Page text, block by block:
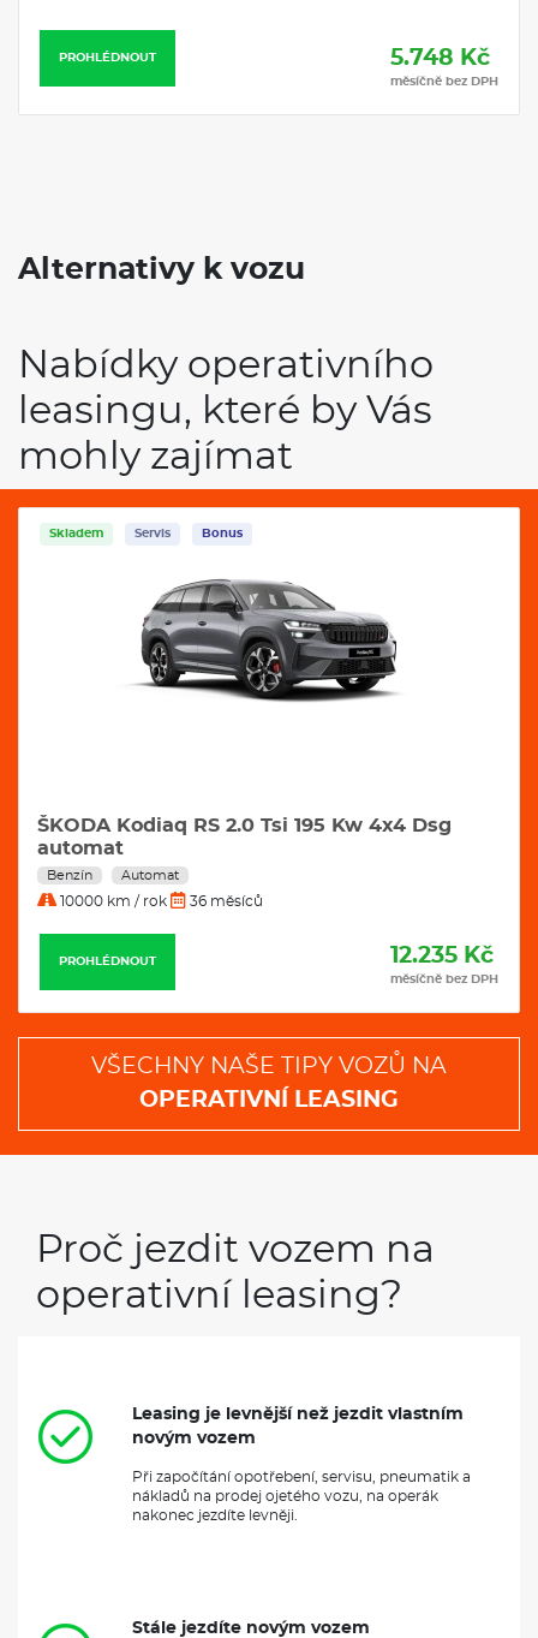
PROHLÉDNOUT 5.748 Kč
měsíčně bez DPH
Alternativy k vozu
Nabídky operativního
leasingu, které by Vás
mohly zajímat
Skladem Servis Bonus
ŠKODA Kodiaq RS 2.0 Tsi 195 Kw 4x4 Dsg
automat
Benzín Automat
10000 km / rok 36 měsíců
PROHLÉDNOUT 12.235 Kč
měsíčně bez DPH
VŠECHNY NAŠE TIPY VOZŮ NA
OPERATIVNÍ LEASING
Proč jezdit vozem na
operativní leasing?
Leasing je levnější než jezdit vlastním
novým vozem
Při započítání opotřebení, servisu, pneumatik a
nákladů na prodej ojetého vozu, na operák
nakonec jezdíte levněji.
Stále jezdíte novým vozem